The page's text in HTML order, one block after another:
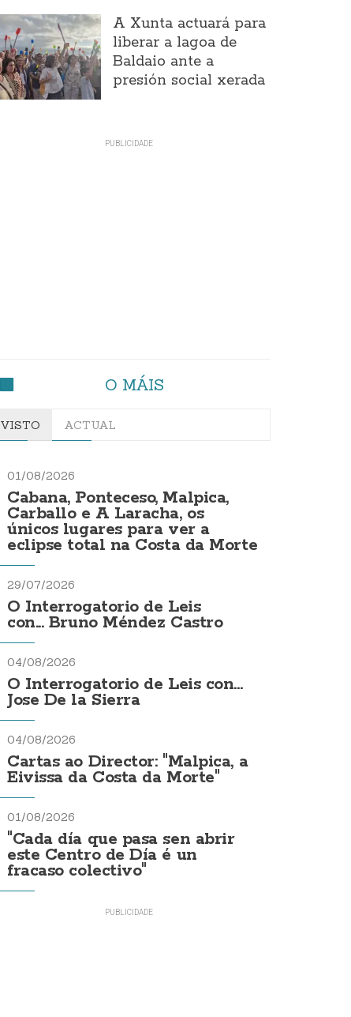
A Xunta actuará para
liberar a lagoa de
Baldaio ante a
presión social xerada
O MÁIS
VISTO ACTUAL
01/08/2026
Cabana, Ponteceso, Malpica,
Carballo e A Laracha, os
únicos lugares para ver a
eclipse total na Costa da Morte
29/07/2026
O Interrogatorio de Leis
con... Bruno Méndez Castro
04/08/2026
O Interrogatorio de Leis con...
Jose De la Sierra
04/08/2026
Cartas ao Director: "Malpica, a
Eivissa da Costa da Morte"
01/08/2026
"Cada día que pasa sen abrir
este Centro de Día é un
fracaso colectivo"